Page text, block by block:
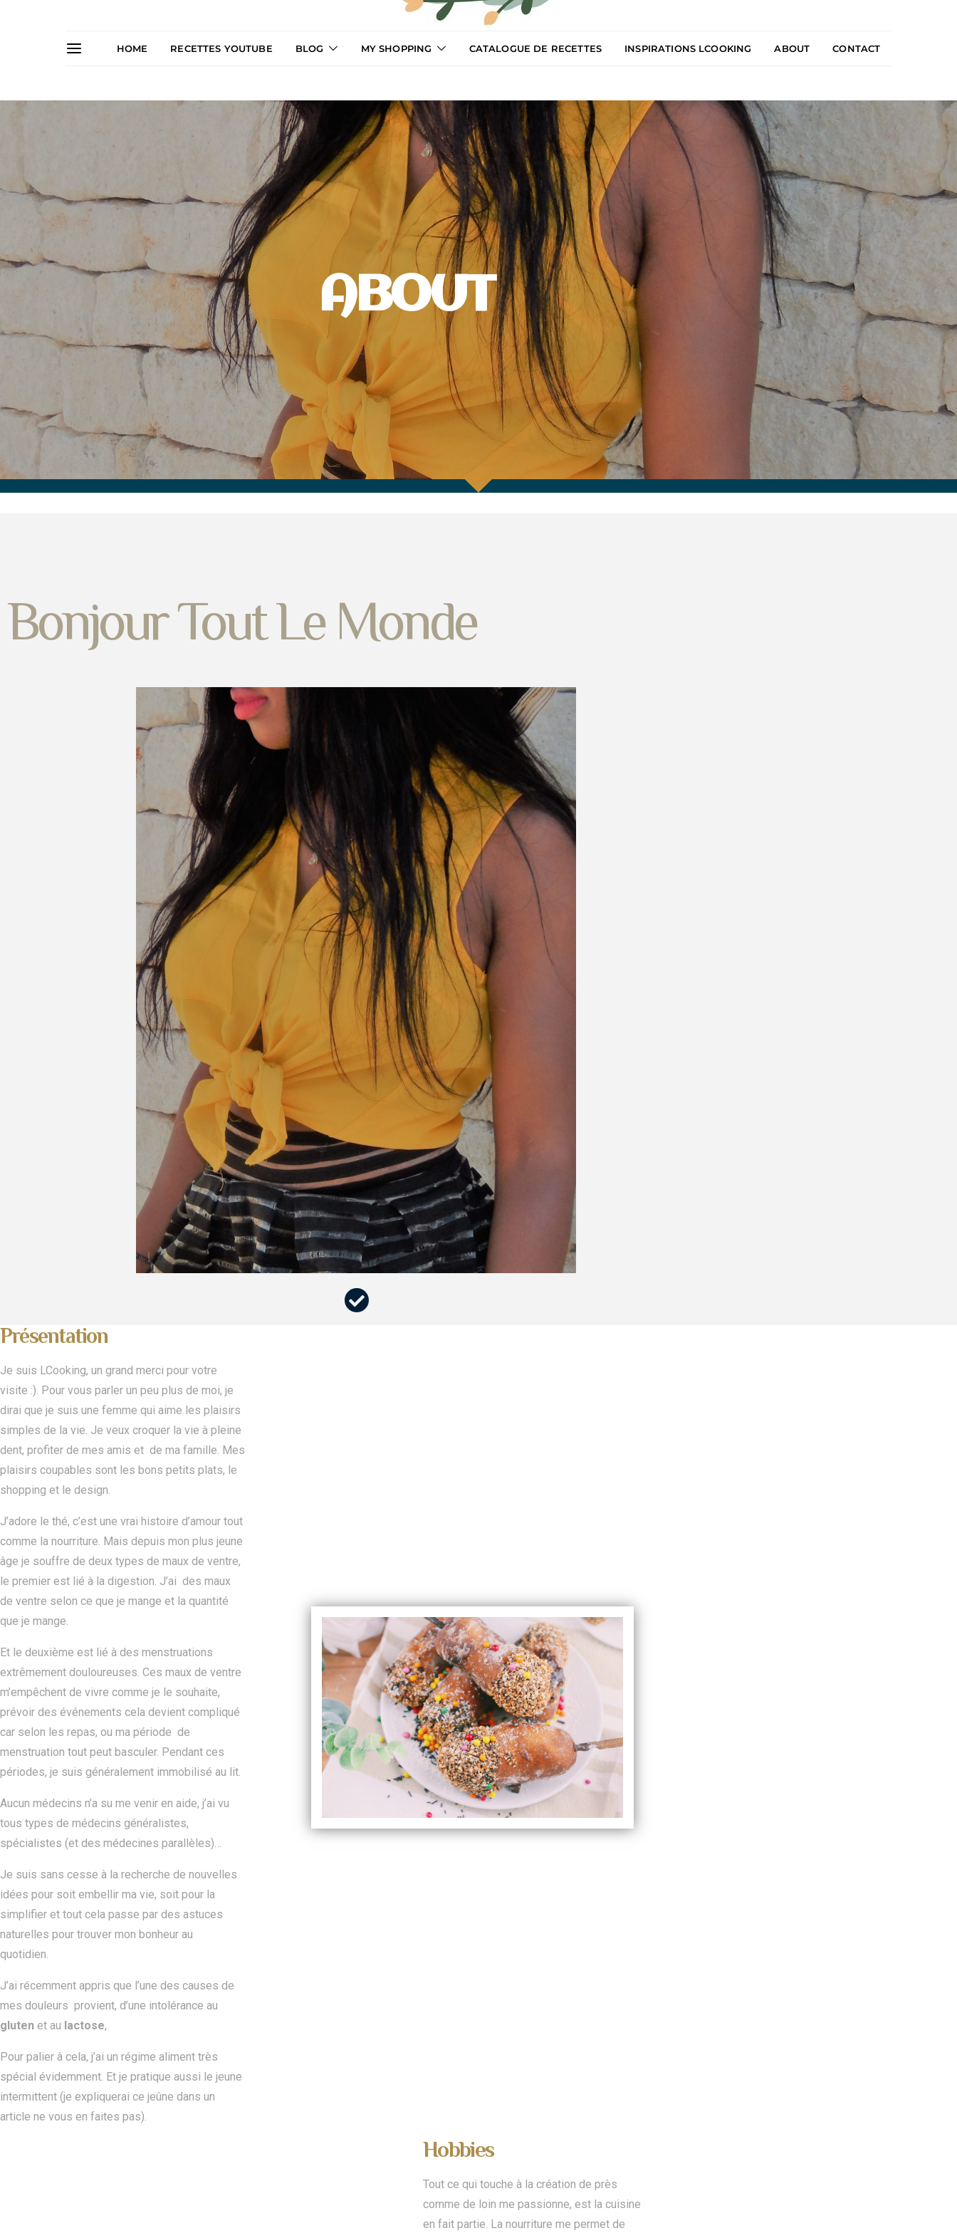
LCooking
HOME RECETTES YOUTUBE BLOG MY SHOPPING CATALOGUE DE RECETTES INSPIRATIONS LCOOKING ABOUT CONTACT
ABOUT
Bonjour Tout Le Monde
Présentation
Je suis LCooking, un grand merci pour votre
visite :). Pour vous parler un peu plus de moi, je
dirai que je suis une femme qui aime les plaisirs
simples de la vie. Je veux croquer la vie à pleine
dent, profiter de mes amis et de ma famille. Mes
plaisirs coupables sont les bons petits plats, le
shopping et le design.
J’adore le thé, c’est une vrai histoire d’amour tout
comme la nourriture. Mais depuis mon plus jeune
âge je souffre de deux types de maux de ventre,
le premier est lié à la digestion. J’ai des maux
de ventre selon ce que je mange et la quantité
que je mange.
Et le deuxième est lié à des menstruations
extrêmement douloureuses. Ces maux de ventre
m’empêchent de vivre comme je le souhaite,
prévoir des événements cela devient compliqué
car selon les repas, ou ma période de
menstruation tout peut basculer. Pendant ces
périodes, je suis généralement immobilisé au lit.
Aucun médecins n’a su me venir en aide, j’ai vu
tous types de médecins généralistes,
spécialistes (et des médecines parallèles)…
Je suis sans cesse à la recherche de nouvelles
idées pour soit embellir ma vie, soit pour la
simplifier et tout cela passe par des astuces
naturelles pour trouver mon bonheur au
quotidien.
J’ai récemment appris que l’une des causes de
mes douleurs provient, d’une intolérance au
gluten et au lactose,
Pour palier à cela, j’ai un régime aliment très
spécial évidemment. Et je pratique aussi le jeune
intermittent (je expliquerai ce jeûne dans un
article ne vous en faites pas).
Hobbies
Tout ce qui touche à la création de près
comme de loin me passionne, est la cuisine
en fait partie. La nourriture me permet de